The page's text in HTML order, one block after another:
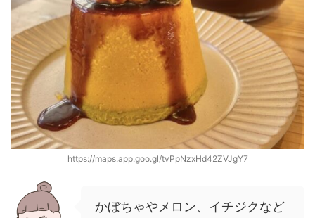
https://maps.app.goo.gl/tvPpNzxHd42ZVJgY7
かぼちゃやメロン、イチジクなど